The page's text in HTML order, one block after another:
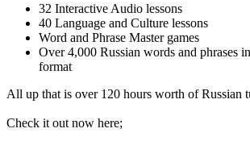
32 Interactive Audio lessons
40 Language and Culture lessons
Word and Phrase Master games
Over 4,000 Russian words and phrases
format
All up that is over 120 hours worth of Russian
Check it out now here;